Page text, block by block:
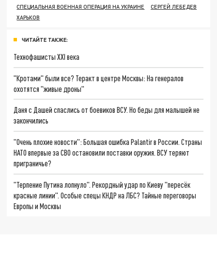
СПЕЦИАЛЬНАЯ ВОЕННАЯ ОПЕРАЦИЯ НА УКРАИНЕ
СЕРГЕЙ ЛЕБЕДЕВ
ХАРЬКОВ
ЧИТАЙТЕ ТАКЖЕ:
Технофашисты XXI века
"Кротами" были все? Теракт в центре Москвы: На генералов
охотятся "живые дроны"
Даня с Дашей спаслись от боевиков ВСУ. Но беды для малышей не
закончились
"Очень плохие новости": Большая ошибка Palantir в России. Страны
НАТО впервые за СВО остановили поставки оружия. ВСУ теряют
приграничье?
"Терпение Путина лопнуло". Рекордный удар по Киеву "пересёк
красные линии". Особые спецы КНДР на ЛБС? Тайные переговоры
Европы и Москвы